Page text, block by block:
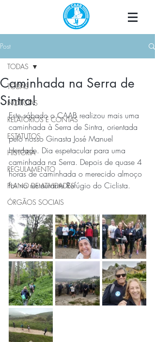
Post
TODAS
NOTÍCIAS
RELATÓRIOS E CONTAS
ESTATUTOS
HISTÓRIA
REGULAMENTO
PLANO DE ATIVIDADES
ÓRGÃOS SOCIAIS
TODAS
Caminhada na Serra de
Sintra!
Este sábado o CAAB realizou mais uma
caminhada à Serra de Sintra, orientada
pelo nosso Ginasta José Manuel
Herdade. Dia espetacular para uma
caminhada na Serra. Depois de quase 4
horas de caminhada o merecido almoço
foi no restaurante Refúgio do Ciclista.